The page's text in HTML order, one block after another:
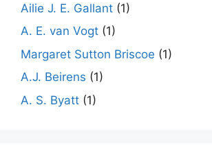
Ailie J. E. Gallant (1)
A. E. van Vogt (1)
Margaret Sutton Briscoe (1)
A.J. Beirens (1)
A. S. Byatt (1)